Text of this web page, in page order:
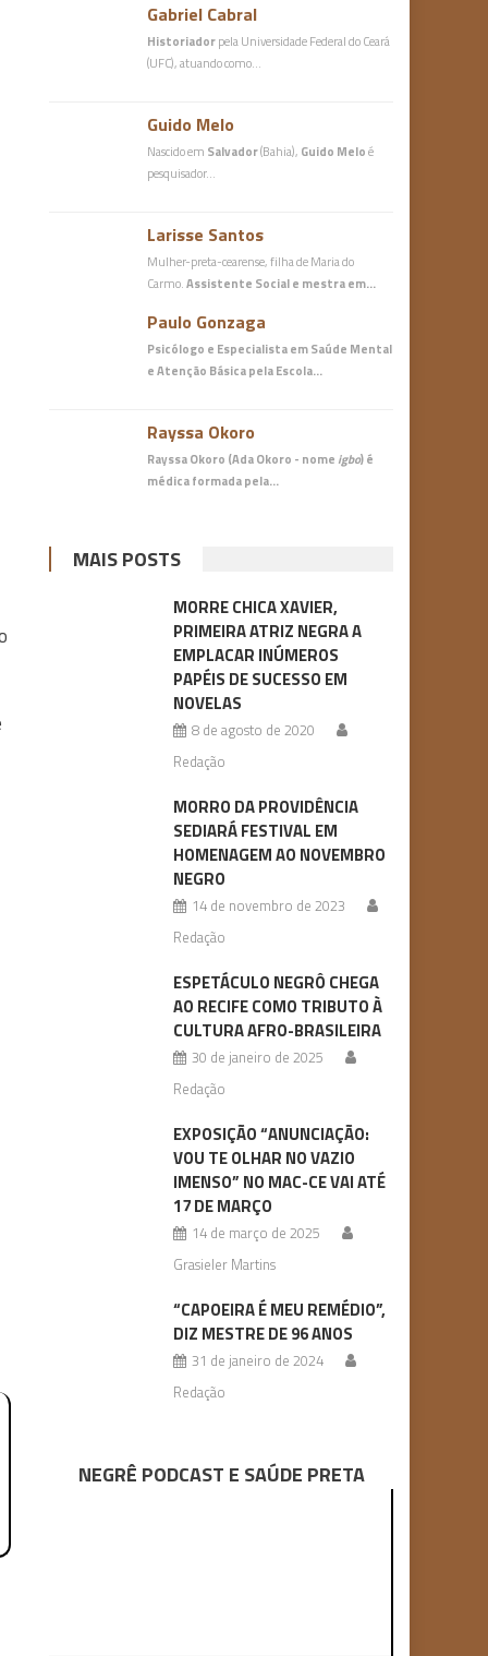
Gabriel Cabral
Historiadorpela Universidade Federal do Ceará
(UFC), atuando como…
Guido Melo
Nascido em Salvador(Bahia), Guido Meloé
pesquisador…
Larisse Santos
Mulher-preta-cearense, filha de Maria do
Carmo.Assistente Social e mestra em…
Paulo Gonzaga
Psicólogo e Especialista em Saúde Mental
e Atenção Básicapela Escola…
Rayssa Okoro
Rayssa Okoro (Ada Okoro - nome igbo) é
médicaformada pela…
MAIS POSTS
MORRE CHICA XAVIER,
PRIMEIRA ATRIZ NEGRA A
EMPLACAR INÚMEROS
PAPÉIS DE SUCESSO EM
NOVELAS
8 de agosto de 2020
Redação
MORRO DA PROVIDÊNCIA
SEDIARÁ FESTIVAL EM
HOMENAGEM AO NOVEMBRO
NEGRO
14 de novembro de 2023
Redação
ESPETÁCULO NEGRÔ CHEGA
AO RECIFE COMO TRIBUTO À
CULTURA AFRO-BRASILEIRA
30 de janeiro de 2025
Redação
EXPOSIÇÃO “ANUNCIAÇÃO:
VOU TE OLHAR NO VAZIO
IMENSO” NO MAC-CE VAI ATÉ
17 DE MARÇO
14 de março de 2025
Grasieler Martins
“CAPOEIRA É MEU REMÉDIO”,
DIZ MESTRE DE 96 ANOS
31 de janeiro de 2024
Redação
NEGRÊ PODCAST E SAÚDE PRETA